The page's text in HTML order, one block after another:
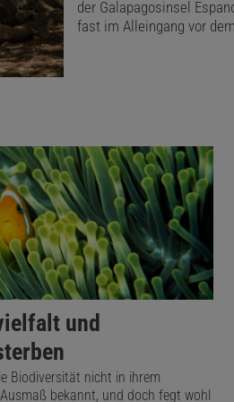
der Galapagosinsel
fast im Alleingang vor
und
Biodiversität nicht in ihrem
bekannt, und doch fegt wohl